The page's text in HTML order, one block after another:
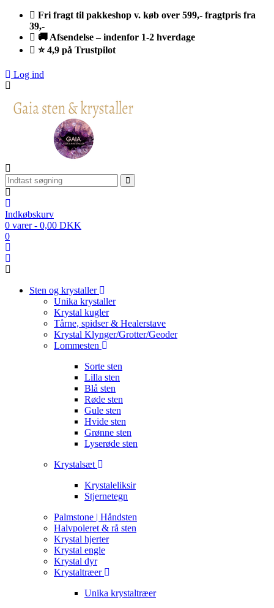
Fri fragt til pakkeshop v. køb over 599,- fragtpris fra
39,-
🚚 Afsendelse – indenfor 1-2 hverdage
⭐ 4,9 på Trustpilot
Log ind
Indkøbskurv
0 varer - 0,00 DKK
0
Sten og krystaller
Unika krystaller
Krystal kugler
Tårne, spidser & Healerstave
Krystal Klynger/Grotter/Geoder
Lommesten
Sorte sten
Lilla sten
Blå sten
Røde sten
Gule sten
Hvide sten
Grønne sten
Lyserøde sten
Krystalsæt
Krystaleliksir
Stjernetegn
Palmstone | Håndsten
Halvpoleret & rå sten
Krystal hjerter
Krystal engle
Krystal dyr
Krystaltræer
Unika krystaltræer